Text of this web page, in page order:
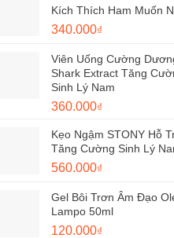
1.300.000₫.là:
Kích Thích Ham Muốn
Giá
là:
450.000₫.
340.000₫
tại
là:
340.000₫.
Viên Uống Cường
Shark Extract Tăng
Sinh Lý Nam
Giá
là:
480.000₫.
360.000₫
tại
là:
Kẹo Ngậm STONY Hỗ
Tăng Cường Sinh Lý
Giá
là:
720.000₫.
560.000₫
tại
là:
Gel Bôi Trơn Âm Đạo
Lampo 50ml
Giá
120.000₫